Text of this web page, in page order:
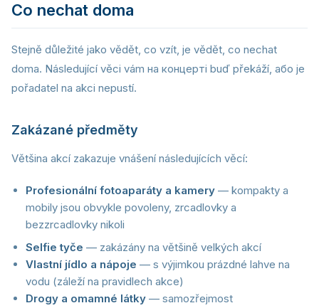
Co nechat doma
Stejně důležité jako vědět, co vzít, je vědět, co nechat
doma. Následující věci vám на концерті buď překáží, або je
pořadatel na akci nepustí.
Zakázané předměty
Většina akcí zakazuje vnášení následujících věcí:
Profesionální fotoaparáty a kamery — kompakty a
mobily jsou obvykle povoleny, zrcadlovky a
bezzrcadlovky nikoli
Selfie tyče — zakázány na většině velkých akcí
Vlastní jídlo a nápoje — s výjimkou prázdné lahve na
vodu (záleží na pravidlech akce)
Drogy a omamné látky — samozřejmost